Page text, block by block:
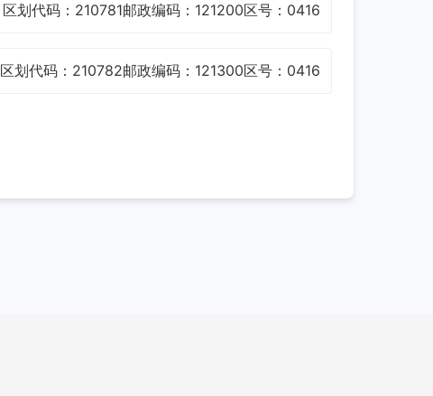
区划代码：210781邮政编码：121200区号：0416
区划代码：210782邮政编码：121300区号：0416